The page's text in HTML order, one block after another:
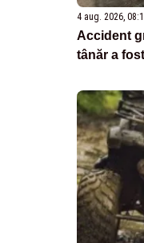
4 aug. 2026,
Accident
tânăr a